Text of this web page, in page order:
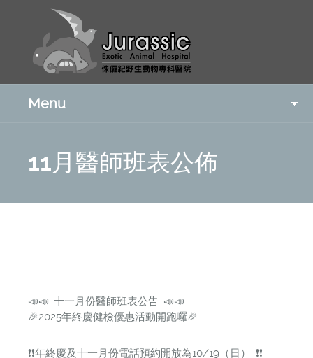
Menu
11月醫師班表公佈
📣📣 十一月份醫師班表公告 📣📣
🎉2025年終慶健檢優惠活動開跑囉🎉
❗️❗️年終慶及十一月份電話預約開放為10/19（日） ❗️❗️